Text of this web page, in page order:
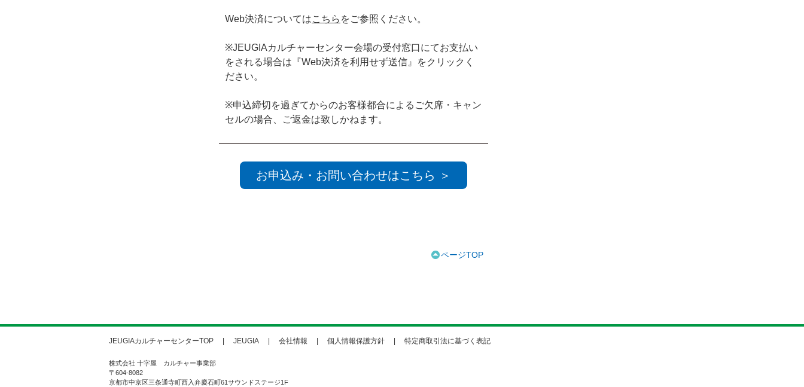
Web決済についてはこちら をご参照ください。
※JEUGIAカルチャーセンター会場の受付窓口にてお支払い
をされる場合は『Web決済を利用せず送信』をクリックく
ださい。
※申込締切を過ぎてからのお客様都合によるご欠席・キャン
セルの場合、ご返金は致しかねます。
お申込み・お問い合わせはこちら ＞
ページTOP
JEUGIAカルチャーセンターTOP JEUGIA 会社情報 個人情報保護方針 特定商取引法に基づく表記
株式会社 十字屋 カルチャー事業部
〒604-8082
京都市中京区三条通寺町西入弁慶石町61サウンドステージ1F